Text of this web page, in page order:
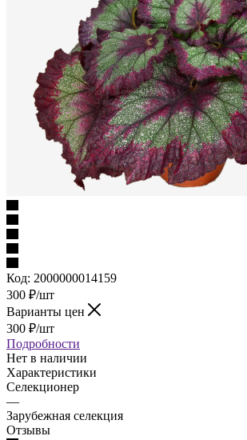
Код: 2000000014159
300 ₽/шт
Варианты цен
300 ₽/шт
Подробности
Нет в наличии
Характеристики
Селекционер
—
Зарубежная селекция
Отзывы